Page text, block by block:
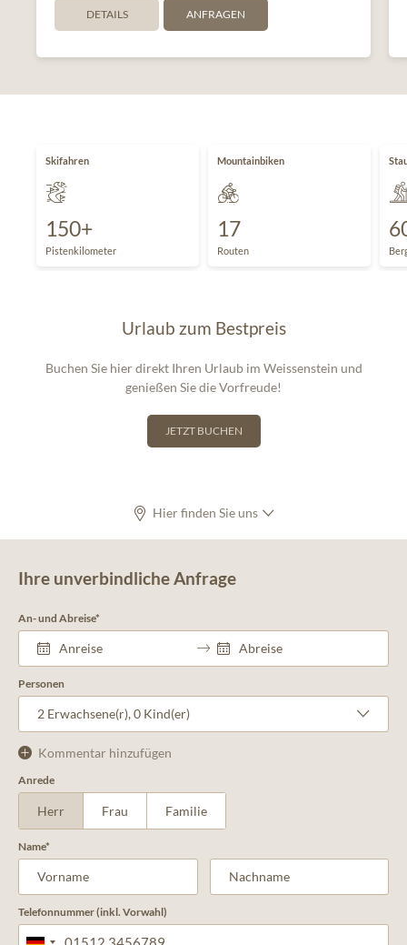
DETAILS ANFRAGEN
Skifahren
150+
Pistenkilometer
Mountainbiken
17
Routen
Urlaub zum Bestpreis
Buchen Sie hier direkt Ihren Urlaub im Weissenstein und
genießen Sie die Vorfreude!
JETZT BUCHEN
Hier finden Sie uns
Ihre unverbindliche Anfrage
An- und Abreise
Personen
2 Erwachsene(r),0 Kind(er)
Kommentar hinzufügen
Anrede
Herr Frau Familie
Name
Telefonnummer (inkl. Vorwahl)